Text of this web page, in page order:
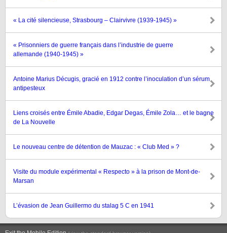
« La cité silencieuse, Strasbourg – Clairvivre (1939-1945) »
« Prisonniers de guerre français dans l’industrie de guerre
allemande (1940-1945) »
Antoine Marius Décugis, gracié en 1912 contre l’inoculation d’un sérum
antipesteux
Liens croisés entre Émile Abadie, Edgar Degas, Émile Zola… et le bagne
de La Nouvelle
Le nouveau centre de détention de Mauzac : « Club Med » ?
Visite du module expérimental « Respecto » à la prison de Mont-de-
Marsan
L’évasion de Jean Guillermo du stalag 5 C en 1941